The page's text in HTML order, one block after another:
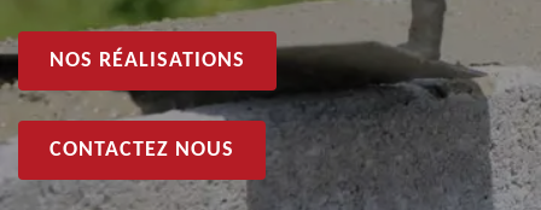
NOS RÉALISATIONS
CONTACTEZ NOUS